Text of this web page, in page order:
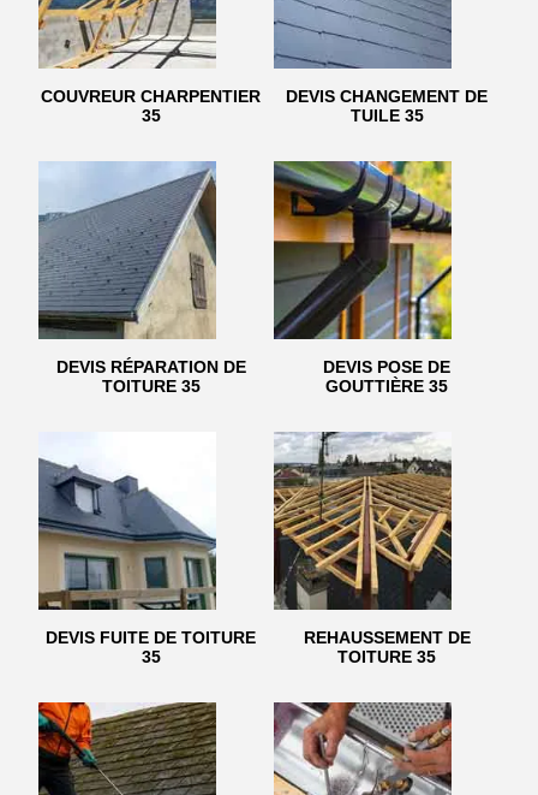
COUVREUR CHARPENTIER
35
DEVIS CHANGEMENT DE
TUILE 35
DEVIS RÉPARATION DE
TOITURE 35
DEVIS POSE DE
GOUTTIÈRE 35
DEVIS FUITE DE TOITURE
35
REHAUSSEMENT DE
TOITURE 35